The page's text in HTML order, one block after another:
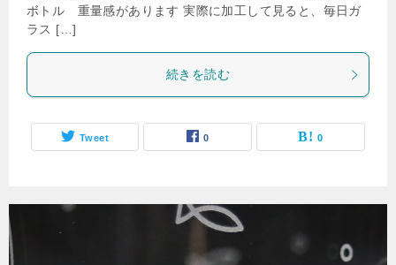
ボトル 重量感があります 実際に加工して見ると、毎日ガ
ラス […]
続きを読む
Tweet 0 0